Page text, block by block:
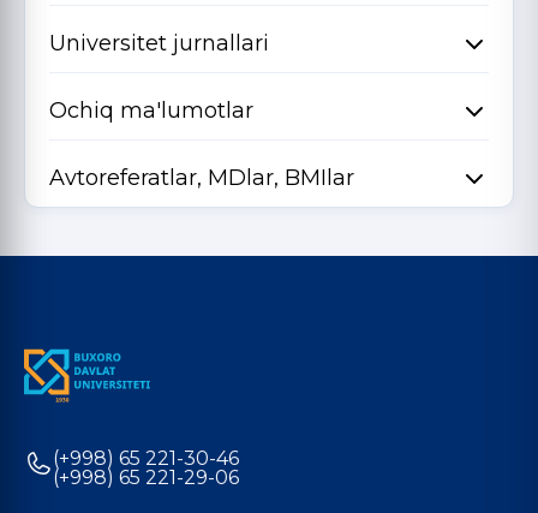
Universitet jurnallari
Ochiq ma'lumotlar
Avtoreferatlar, MDlar, BMIlar
(+998) 65 221-30-46
(+998) 65 221-29-06